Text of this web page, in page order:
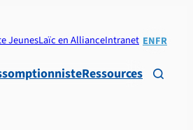
JeunesLaïc en AllianceIntranet ENFR
Ressources 